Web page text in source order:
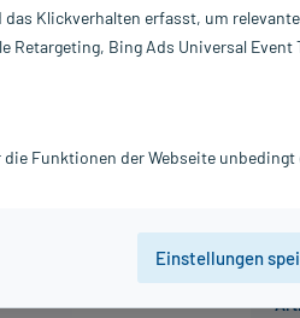
Klickverhalten erfasst, um
Retargeting, Bing Ads Universal
die Funktionen der Webseite
Einstellungen